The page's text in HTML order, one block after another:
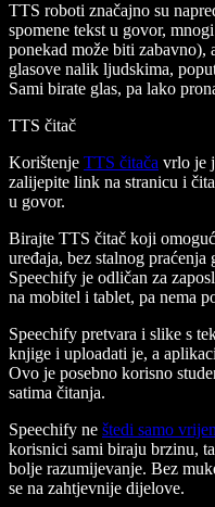
TTS roboti značajno su
spomene tekst u govor,
ponekad može biti zabavno),
glasove nalik ljudskima,
Sami birate glas, pa lako
TTS čitač
Korištenje TTS čitača vrlo je
zalijepite link na stranicu i
u govor.
Birajte TTS čitač koji
uređaja, bez stalnog
Speechify je odličan za
na mobitel i tablet, pa nema
Speechify pretvara i slike s
knjige i uploadati je, a
Ovo je posebno korisno
satima čitanja.
Speechify ne štedi samo
korisnici sami biraju brzinu,
bolje razumijevanje. Bez
se na zahtjevnije dijelove.